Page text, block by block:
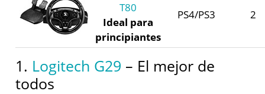
T80
Ideal para
principiantes
PS4/PS3 2
1. Logitech G29 – El mejor de
todos